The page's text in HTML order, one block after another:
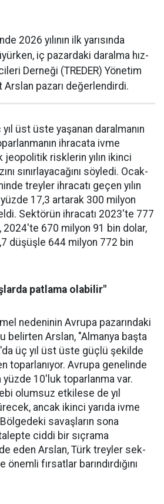
2026 yılının ilk yarısın­da
iç pazardaki daralma hız­
Der­neği (TREDER) Yönetim
Arslan pazarı değerlendirdi.
üst üste yaşanan daralma­nın
ihracata ivme
jeopolitik riskle­rin yılın ikinci
sınırlayacağını söyledi. Ocak-
treyler ihracatı geçen yılın
17,3 artarak 300 milyon
Sektörün ihracatı 2023'te 777
2024'te 670 milyon 91 bin dolar,
düşüşle 644 milyon 772 bin
patlama olabilir"
nede­ninin Avrupa pazarındaki
belirten Arslan, "Almanya başta
üç yıl üst üste güçlü şe­kilde
to­parlanıyor. Avrupa genelinde
yüzde 10'luk toparlanma var.
olumsuz etkilese de yıl
ancak ikinci yarıda ivme
savaşların sona
ciddi bir sıçrama
eden Arslan, Türk treyler sek­
fır­satlar barındırdığını